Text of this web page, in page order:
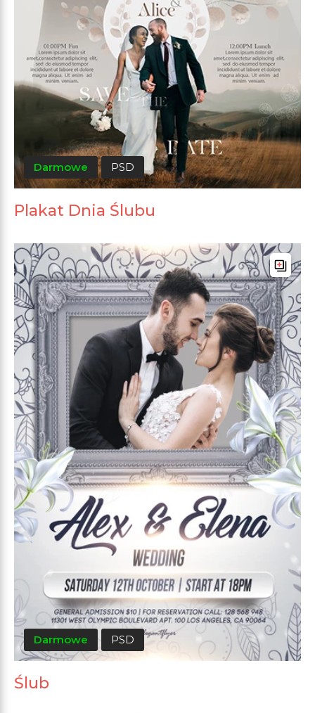
Darmowe PSD
Plakat Dnia Ślubu
Darmowe PSD
Ślub